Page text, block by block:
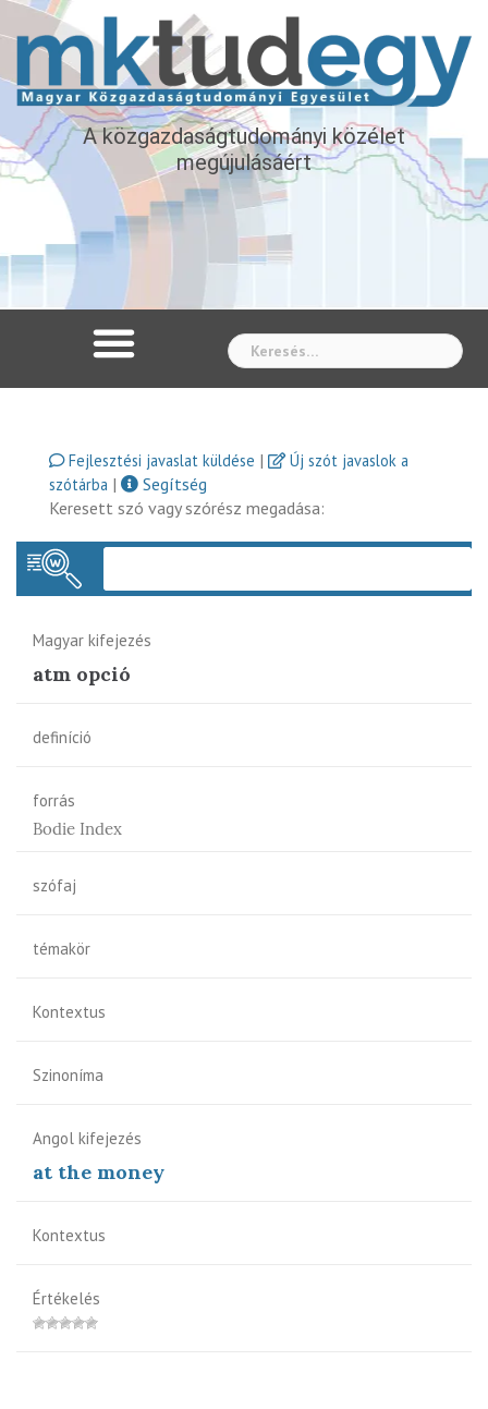
A közgazdaságtudományi közélet
megújulásáért
Fejlesztési javaslat küldése |
Új szót javaslok a
szótárba |
Segítség
Keresett szó vagy szórész megadása:
Magyar kifejezés
atm opció
definíció
forrás
Bodie Index
szófaj
témakör
Kontextus
Szinoníma
Angol kifejezés
at the money
Kontextus
Értékelés